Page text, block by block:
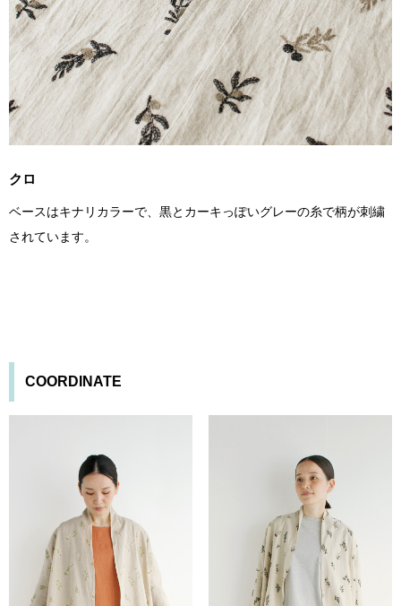
クロ
ベースはキナリカラーで、黒とカーキっぽいグレーの糸で柄が刺繍
されています。
COORDINATE